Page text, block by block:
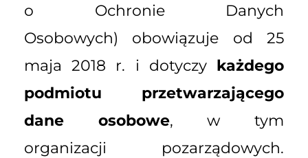
o Ochronie Danych
Osobowych) obowiązuje od 25
maja 2018 r. i dotyczy każdego
podmiotu przetwarzającego
dane osobowe, w tym
organizacji pozarządowych.